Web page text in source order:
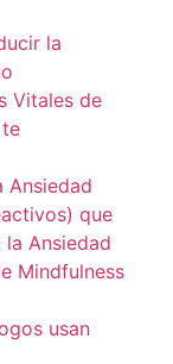
la
Vitales de
Ansiedad
que
Ansiedad
Mindfulness
usan